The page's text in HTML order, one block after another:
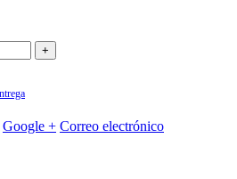
+
Google + Correo electrónico